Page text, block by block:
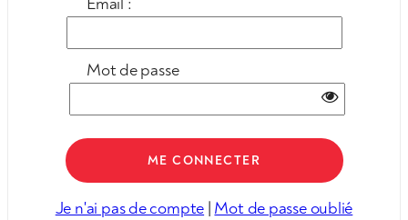
Mot de passe
Je n'ai pas de compte | Mot de passe oublié